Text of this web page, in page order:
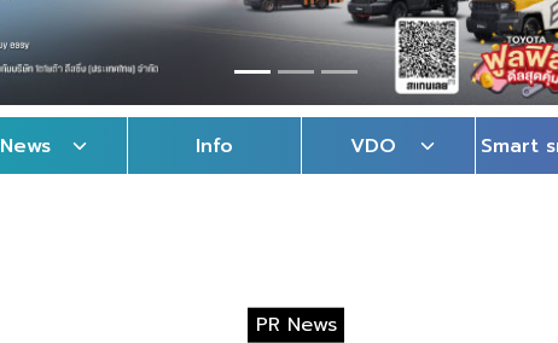
News Info VDO Smart
PR News